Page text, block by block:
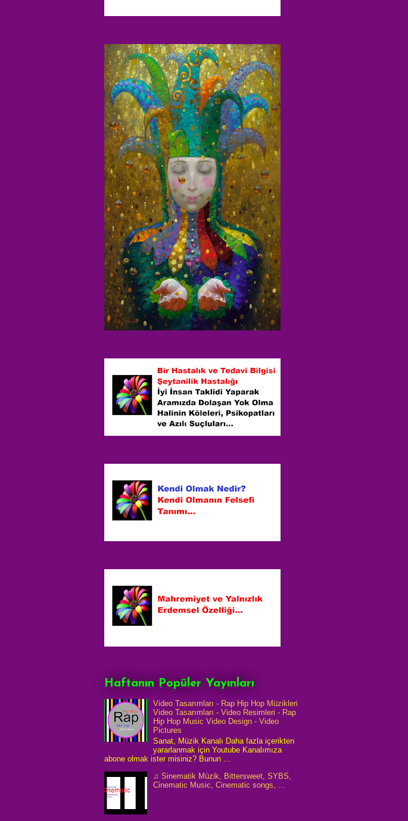
Haftanın Popüler Yayınları
Video Tasarımları - Rap Hip Hop Müzikleri
Video Tasarımları - Video Resimleri - Rap
Hip Hop Music Video Design - Video
Pictures
Sanat, Müzik Kanalı Daha fazla içerikten
yararlanmak için Youtube Kanalımıza
abone olmak ister misiniz? Bunun ...
♫ Sinematik Müzik, Bittersweet, SYBS,
Cinematic Music, Cinematic songs, ...